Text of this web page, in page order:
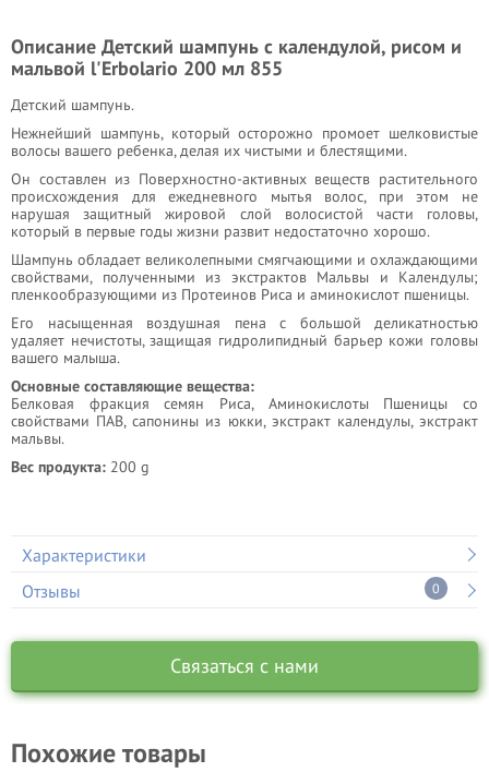
Описание Детский шампунь с календулой, рисом и
мальвой l'Erbolario 200 мл 855
Детский шампунь.
Нежнейший шампунь, который осторожно промоет шелковистые
волосы вашего ребенка, делая их чистыми и блестящими.
Он составлен из Поверхностно-активных веществ растительного
происхождения для ежедневного мытья волос, при этом не
нарушая защитный жировой слой волосистой части головы,
который в первые годы жизни развит недостаточно хорошо.
Шампунь обладает великолепными смягчающими и охлаждающими
свойствами, полученными из экстрактов Мальвы и Календулы;
пленкообразующими из Протеинов Риса и аминокислот пшеницы.
Его насыщенная воздушная пена с большой деликатностью
удаляет нечистоты, защищая гидролипидный барьер кожи головы
вашего малыша.
Основные составляющие вещества:
Белковая фракция семян Риса, Аминокислоты Пшеницы со
свойствами ПАВ, сапонины из юкки, экстракт календулы, экстракт
мальвы.
Вес продукта: 200 g
Характеристики
Отзывы
0
Связаться с нами
Похожие товары